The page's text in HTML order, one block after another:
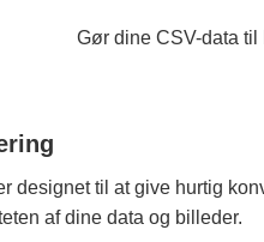
Gør dine CSV-data
designet til at give hurtig
af dine data og billeder.